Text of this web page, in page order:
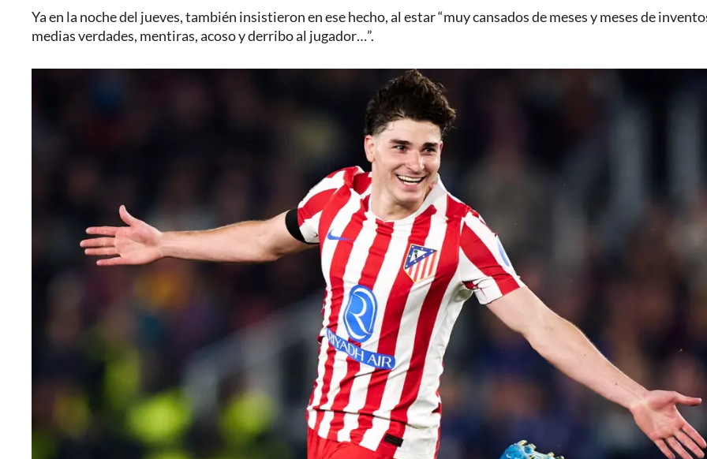
Ya en la noche del jueves, también insistieron en ese hecho, al estar “muy cansados de meses y meses de
medias verdades, mentiras, acoso y derribo al jugador…”.